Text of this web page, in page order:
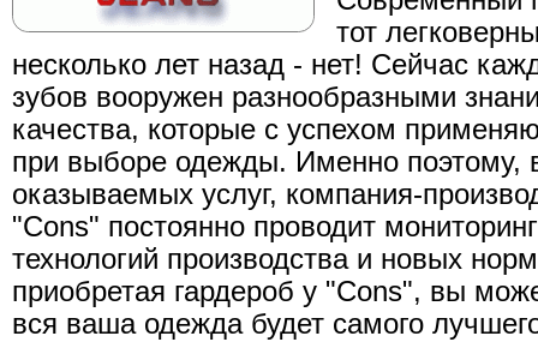
тот
несколько лет назад - нет! Сейчас
зубов вооружен разнообразными
качества, которые с успехом
при выборе одежды. Именно поэтому,
оказываемых услуг, компания-
"Cons" постоянно проводит
технологий производства и новых
приобретая гардероб у "Cons", вы
вся ваша одежда будет самого